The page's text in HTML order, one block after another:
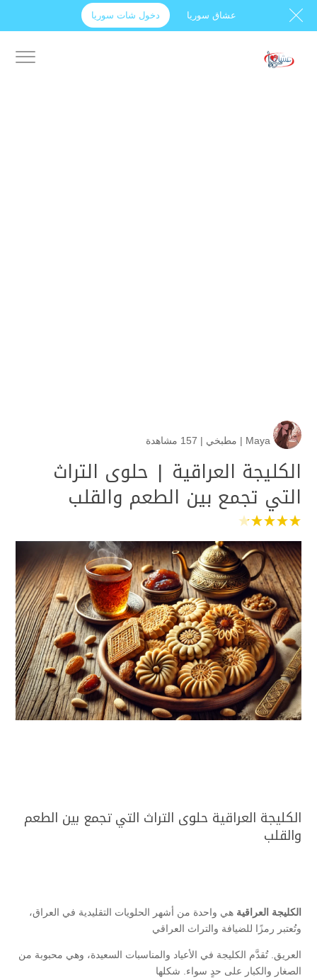
عشاق سوريا دخول شات سوريا
Maya
| مطبخي | 157 مشاهدة
الكليجة العراقية | حلوى التراث
التي تجمع بين الطعم والقلب
الكليجة العراقية حلوى التراث التي تجمع بين الطعم
والقلب
الكليجة العراقية هي واحدة من أشهر الحلويات التقليدية في العراق،
وتُعتبر رمزًا للضيافة والتراث العراقي
العريق. تُقدَّم الكليجة في الأعياد والمناسبات السعيدة، وهي محبوبة من
الصغار والكبار على حدٍ سواء. شكلها